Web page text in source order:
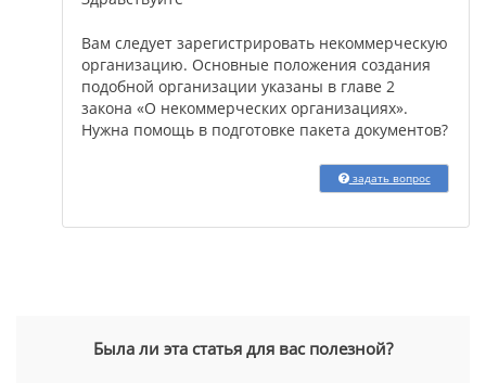
Вам следует зарегистрировать некоммерческую
организацию. Основные положения создания
подобной организации указаны в главе 2
закона «О некоммерческих организациях».
Нужна помощь в подготовке пакета документов?
задать вопрос
Была ли эта статья для вас полезной?